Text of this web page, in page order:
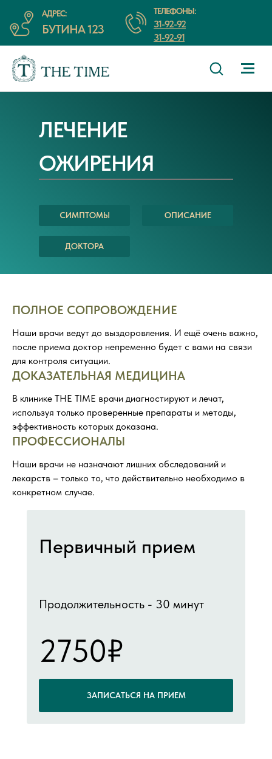
АДРЕС:
БУТИНА 123
ТЕЛЕФОНЫ:
31-92-92
31-92-91
ЛЕЧЕНИЕ
ОЖИРЕНИЯ
СИМПТОМЫ ОПИСАНИЕ
ДОКТОРА
ПОЛНОЕ СОПРОВОЖДЕНИЕ
Наши врачи ведут до выздоровления. И ещё очень важно,
после приема доктор непременно будет с вами на связи
для контроля ситуации.
ДОКАЗАТЕЛЬНАЯ МЕДИЦИНА
В клинике THE TIME врачи диагностируют и лечат,
используя только проверенные препараты и методы,
эффективность которых доказана.
ПРОФЕССИОНАЛЫ
Наши врачи не назначают лишних обследований и
лекарств – только то, что действительно необходимо в
конкретном случае.
Первичный прием
Продолжительность - 30 минут
2750₽
ЗАПИСАТЬСЯ НА ПРИЕМ